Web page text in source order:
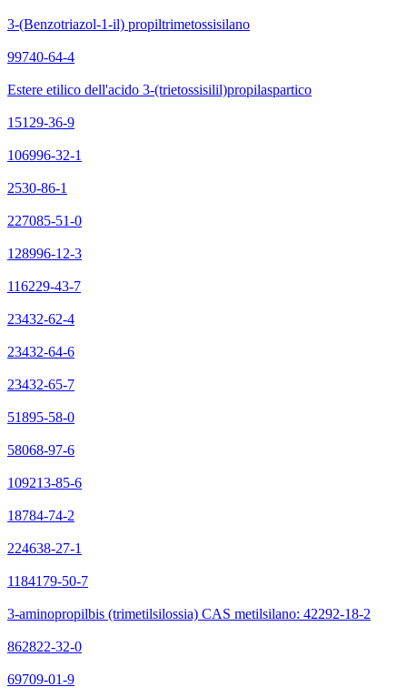
3-(Benzotriazol-1-il) propiltrimetossisilano
99740-64-4
Estere etilico dell'acido 3-(trietossisilil)propilaspartico
15129-36-9
106996-32-1
2530-86-1
227085-51-0
128996-12-3
116229-43-7
23432-62-4
23432-64-6
23432-65-7
51895-58-0
58068-97-6
109213-85-6
18784-74-2
224638-27-1
1184179-50-7
3-aminopropilbis (trimetilsilossia) CAS metilsilano: 42292-18-2
862822-32-0
69709-01-9